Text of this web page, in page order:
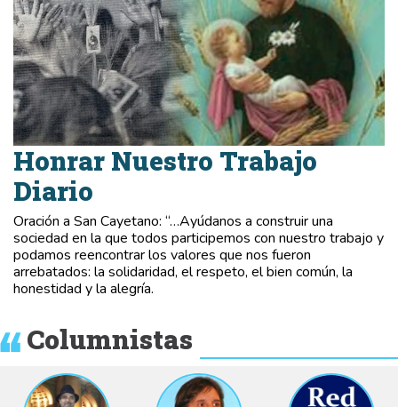
Honrar Nuestro Trabajo
Diario
Oración a San Cayetano: “…Ayúdanos a construir una
sociedad en la que todos participemos con nuestro trabajo y
podamos reencontrar los valores que nos fueron
arrebatados: la solidaridad, el respeto, el bien común, la
honestidad y la alegría.
Columnistas